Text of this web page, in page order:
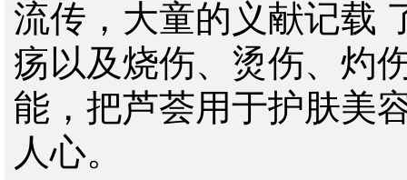
流传，大童的义献记载
疡以及烧伤、烫伤、灼
能，把芦荟用于护肤美
人心。